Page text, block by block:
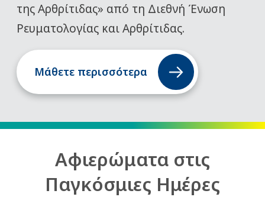
της Αρθρίτιδας» από τη Διεθνή Ένωση
Ρευματολογίας και Αρθρίτιδας.
Μάθετε περισσότερα
Αφιερώματα στις
Παγκόσμιες Ημέρες